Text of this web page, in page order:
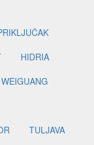
HIDRIA
WEIGUANG
TULJAVA